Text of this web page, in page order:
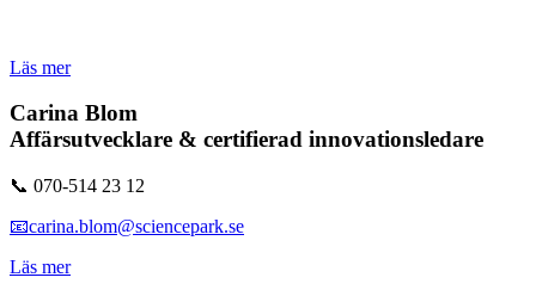
Läs mer
Carina Blom
Affärsutvecklare & certifierad innovationsledare
📞 070-514 23 12
📧carina.blom@sciencepark.se
Läs mer